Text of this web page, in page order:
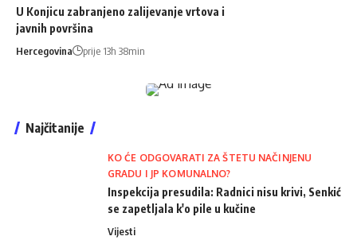
U Konjicu zabranjeno zalijevanje vrtova i
javnih površina
Hercegovina prije 13h 38min
Najčitanije
KO ĆE ODGOVARATI ZA ŠTETU NAČINJENU
GRADU I JP KOMUNALNO?
Inspekcija presudila: Radnici nisu krivi, Senkić
se zapetljala k'o pile u kučine
Vijesti